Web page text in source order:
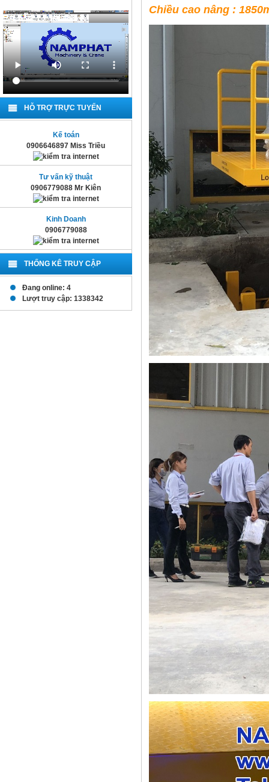
HỖ TRỢ TRỰC TUYẾN
Kế toán
0906646897 Miss Triều
Tư vấn kỹ thuật
0906779088 Mr Kiên
Kinh Doanh
0906779088
THỐNG KÊ TRUY CẬP
Đang online: 4
Lượt truy cập: 1338342
Chiều cao nâng :